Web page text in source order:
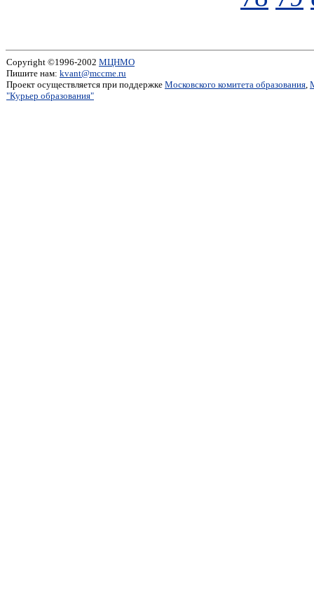
Copyright ©1996-2002 МЦНМО
Пишите нам: kvant@mccme.ru
Проект осуществляется при поддержке Московского комитета образования,
"Курьер образования"